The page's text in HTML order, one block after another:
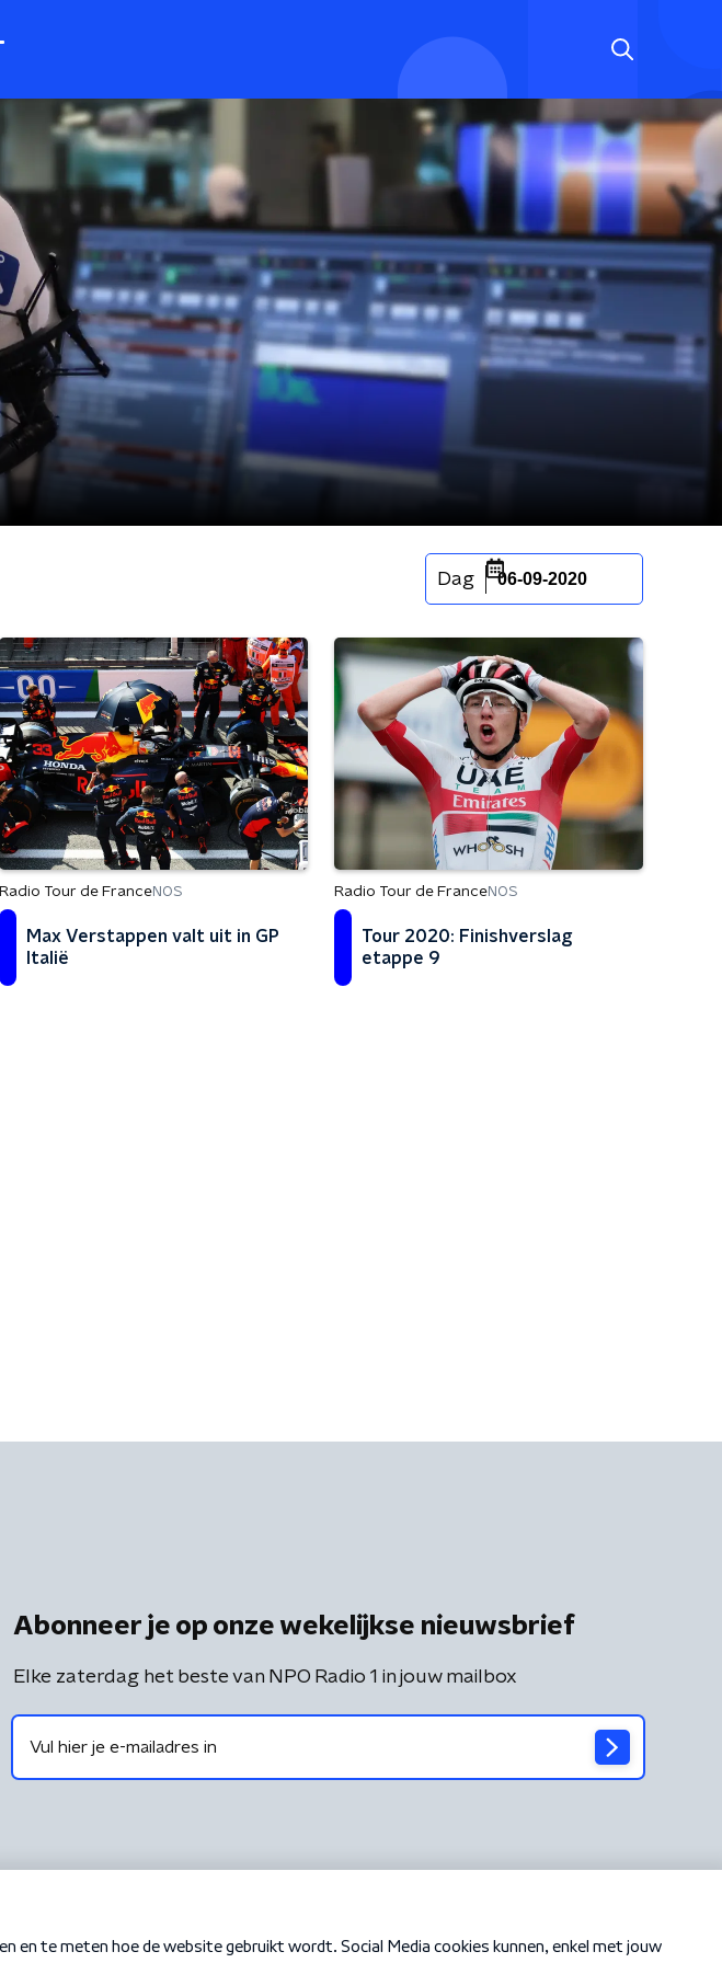
Dag 06-09-2020
Radio Tour de FranceNOS
Max Verstappen valt uit in GP
Italië
Radio Tour de FranceNOS
Tour 2020: Finishverslag
etappe 9
Abonneer je op onze wekelijkse nieuwsbrief
Elke zaterdag het beste van NPO Radio 1 in jouw mailbox